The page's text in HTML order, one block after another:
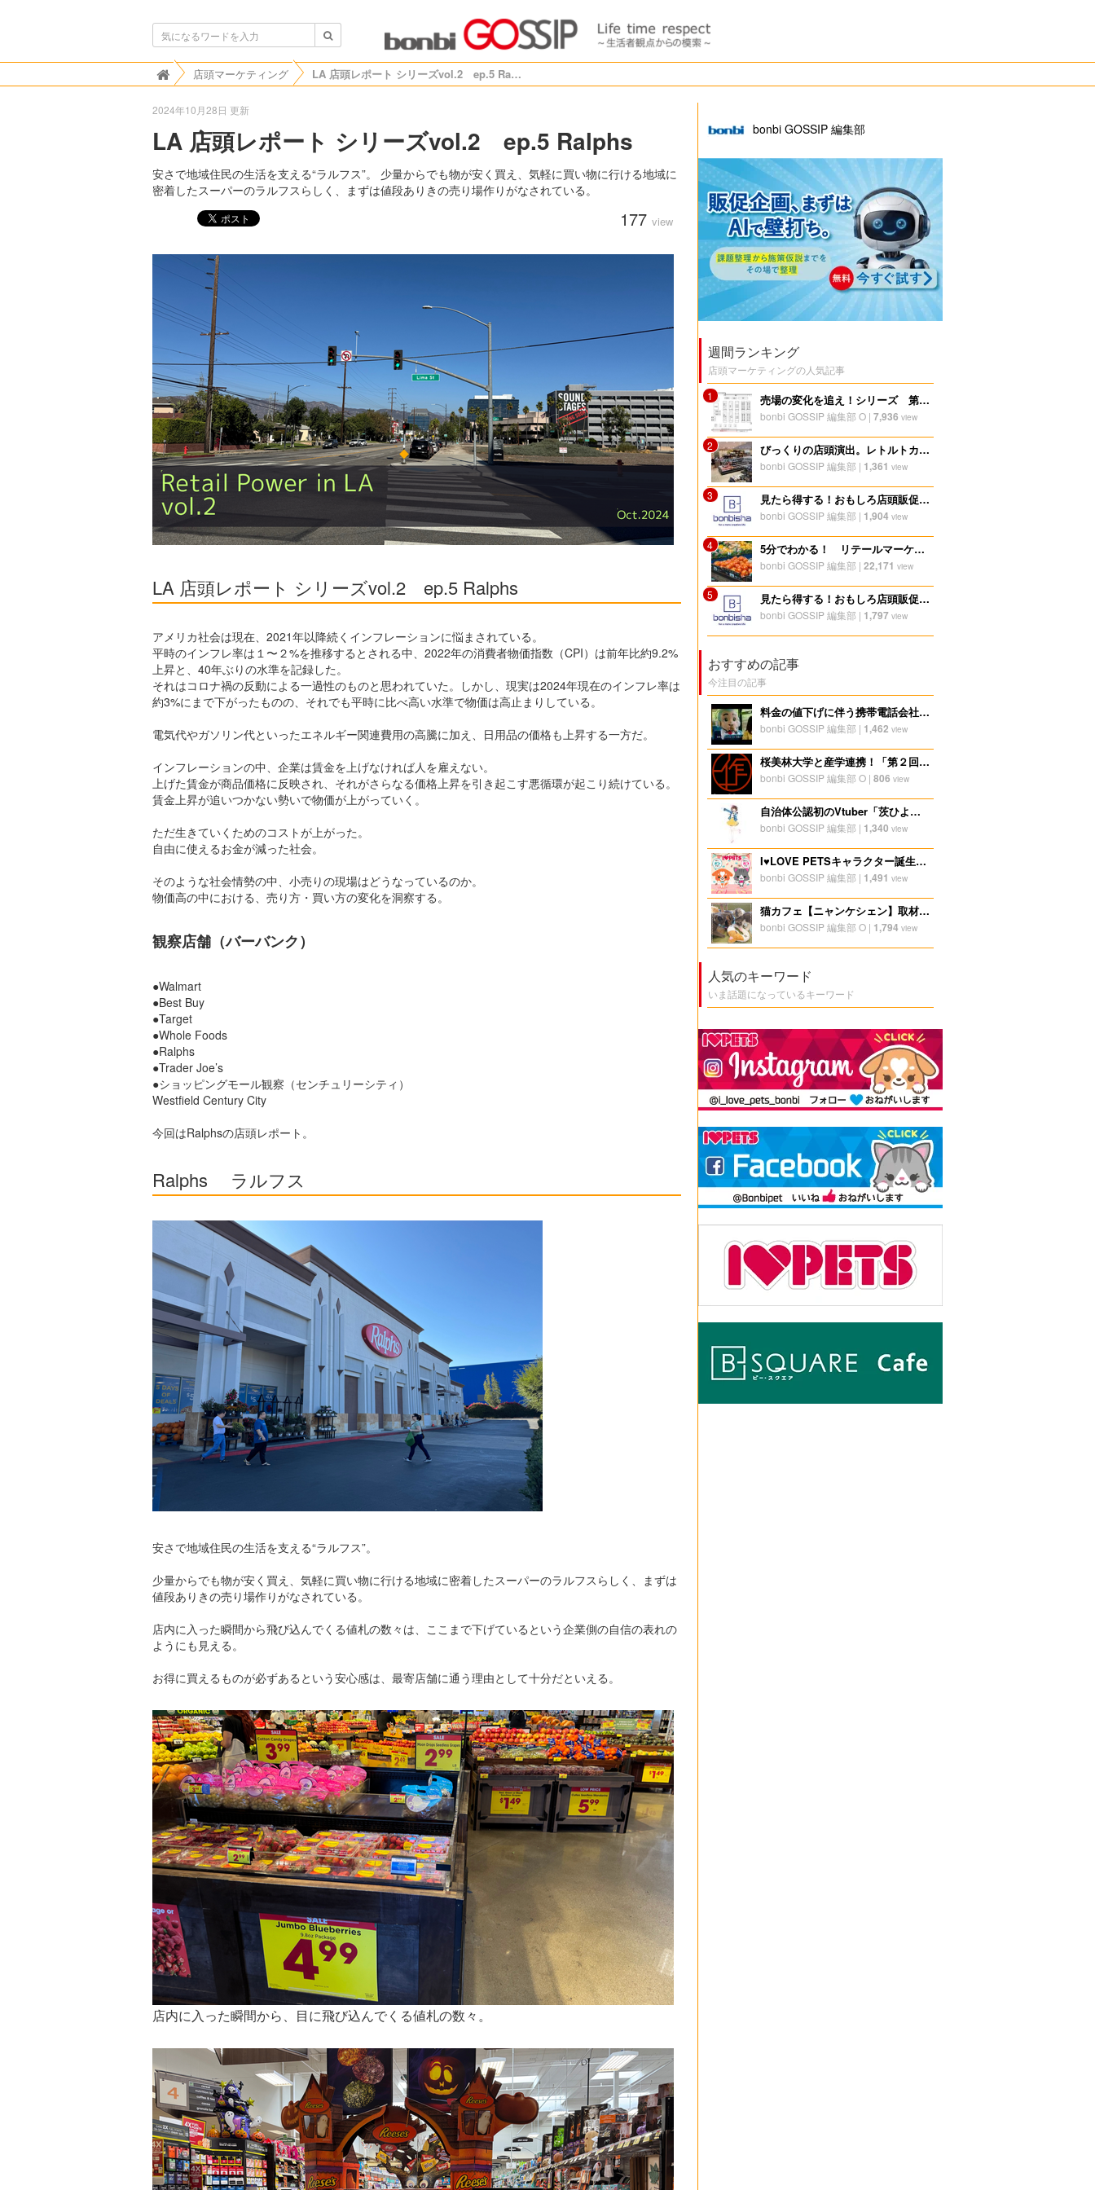
ボンビゴシップ
店頭マーケティング LA 店頭レポート シリーズvol.2 ep.5 Ralphs
2024年10月28日 更新
LA 店頭レポート シリーズvol.2 ep.5 Ralphs
安さで地域住民の生活を支える“ラルフス”。 少量からでも物が安く買え、気軽に買い物に行ける地域に
密着したスーパーのラルフスらしく、まずは値段ありきの売り場作りがなされている。
177 view
LA 店頭レポート シリーズvol.2 ep.5 Ralphs
アメリカ社会は現在、2021年以降続くインフレーションに悩まされている。
平時のインフレ率は１〜２%を推移するとされる中、2022年の消費者物価指数（CPI）は前年比約9.2%
上昇と、40年ぶりの水準を記録した。
それはコロナ禍の反動による一過性のものと思われていた。しかし、現実は2024年現在のインフレ率は
約3%にまで下がったものの、それでも平時に比べ高い水準で物価は高止まりしている。
電気代やガソリン代といったエネルギー関連費用の高騰に加え、日用品の価格も上昇する一方だ。
インフレーションの中、企業は賃金を上げなければ人を雇えない。
上げた賃金が商品価格に反映され、それがさらなる価格上昇を引き起こす悪循環が起こり続けている。
賃金上昇が追いつかない勢いで物価が上がっていく。
ただ生きていくためのコストが上がった。
自由に使えるお金が減った社会。
そのような社会情勢の中、小売りの現場はどうなっているのか。
物価高の中における、売り方・買い方の変化を洞察する。
観察店舗（バーバンク）
●Walmart
●Best Buy
●Target
●Whole Foods
●Ralphs
●Trader Joe’s
●ショッピングモール観察（センチュリーシティ）
Westfield Century City
今回はRalphsの店頭レポート。
Ralphs ラルフス
安さで地域住民の生活を支える“ラルフス”。
少量からでも物が安く買え、気軽に買い物に行ける地域に密着したスーパーのラルフスらしく、まずは
値段ありきの売り場作りがなされている。
店内に入った瞬間から飛び込んでくる値札の数々は、ここまで下げているという企業側の自信の表れの
ようにも見える。
お得に買えるものが必ずあるという安心感は、最寄店舗に通う理由として十分だといえる。
店内に入った瞬間から、目に飛び込んでくる値札の数々。
bonbi GOSSIP 編集部
週間ランキング
店頭マーケティングの人気記事
1
売場の変化を追え！シリーズ 第一弾スーパーを観ると面白い！
bonbi GOSSIP 編集部 O| 7,936 view
2 びっくりの店頭演出。レトルトカレーの店頭販促。
bonbi GOSSIP 編集部 | 1,361 view
3 見たら得する！おもしろ店頭販促ディスプレイ特集！2024年第一弾
bonbi GOSSIP 編集部 | 1,904 view
4 5分でわかる！ リテールマーケティング
bonbi GOSSIP 編集部 | 22,171 view
5 見たら得する！おもしろ店頭販促ディスプレイ特集！2023年冬第一弾
bonbi GOSSIP 編集部 | 1,797 view
おすすめの記事
今注目の記事
料金の値下げに伴う携帯電話会社のプロモーションの変化
bonbi GOSSIP 編集部 | 1,462 view
桜美林大学と産学連携！「第２回ディスプレイ研修合宿」レポート１
bonbi GOSSIP 編集部 O| 806 view
自治体公認初のVtuber「茨ひより」の活躍
bonbi GOSSIP 編集部 | 1,340 view
I♥LOVE PETSキャラクター誕生秘話【ブランド編】
bonbi GOSSIP 編集部 | 1,491 view
猫カフェ【ニャンケシェン】取材レポート
bonbi GOSSIP 編集部 O| 1,794 view
人気のキーワード
いま話題になっているキーワード